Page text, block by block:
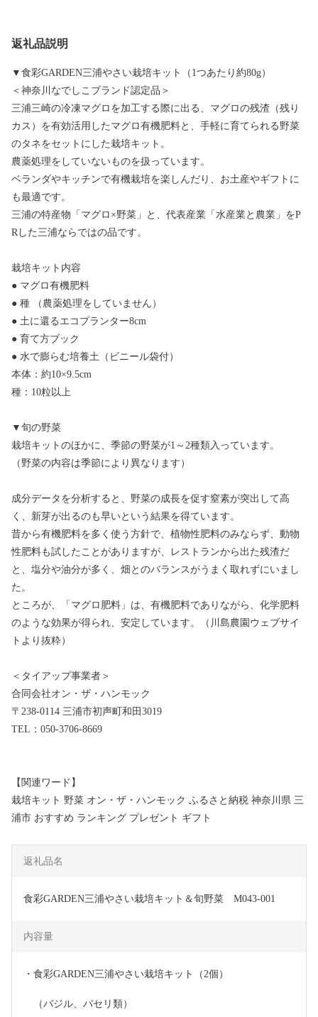
返礼品説明
▼食彩GARDEN三浦やさい栽培キット（1つあたり約80g）
＜神奈川なでしこブランド認定品＞
三浦三崎の冷凍マグロを加工する際に出る、マグロの残渣（残り
カス）を有効活用したマグロ有機肥料と、手軽に育てられる野菜
のタネをセットにした栽培キット。
農薬処理をしていないものを扱っています。
ベランダやキッチンで有機栽培を楽しんだり、お土産やギフトに
も最適です。
三浦の特産物「マグロ×野菜」と、代表産業「水産業と農業」をP
Rした三浦ならではの品です。
栽培キット内容
● マグロ有機肥料
● 種 （農薬処理をしていません）
● 土に還るエコプランター8cm
● 育て方ブック
● 水で膨らむ培養土（ビニール袋付）
本体：約10×9.5cm
種：10粒以上
▼旬の野菜
栽培キットのほかに、季節の野菜が1～2種類入っています。
（野菜の内容は季節により異なります）
成分データを分析すると、野菜の成長を促す窒素が突出して高
く、新芽が出るのも早いという結果を得ています。
昔から有機肥料を多く使う方針で、植物性肥料のみならず、動物
性肥料も試したことがありますが、レストランから出た残渣だ
と、塩分や油分が多く、畑とのバランスがうまく取れずにいまし
た。
ところが、「マグロ肥料」は、有機肥料でありながら、化学肥料
のような効果が得られ、安定しています。（川島農園ウェブサイ
トより抜粋）
＜タイアップ事業者＞
合同会社オン・ザ・ハンモック
〒238-0114 三浦市初声町和田3019
TEL：050-3706-8669
【関連ワード】
栽培キット 野菜 オン・ザ・ハンモック ふるさと納税 神奈川県 三
浦市 おすすめ ランキング プレゼント ギフト
返礼品名
食彩GARDEN三浦やさい栽培キット＆旬野菜　M043-001
内容量
・食彩GARDEN三浦やさい栽培キット（2個）
（バジル、パセリ類）